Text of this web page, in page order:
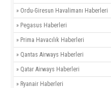
» Ordu-Giresun Havalimanı Haberleri
» Pegasus Haberleri
» Prima Havacılık Haberleri
» Qantas Airways Haberleri
» Qatar Airways Haberleri
» Ryanair Haberleri